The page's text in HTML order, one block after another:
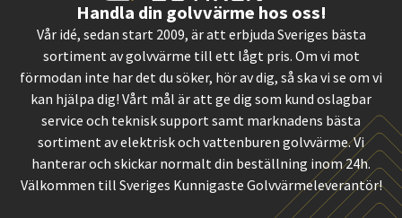
Handla din golvvärme hos oss!
Vår idé, sedan start 2009, är att erbjuda Sveriges bästa
sortiment av golvvärme till ett lågt pris. Om vi mot
förmodan inte har det du söker, hör av dig, så ska vi se om vi
kan hjälpa dig! Vårt mål är att ge dig som kund oslagbar
service och teknisk support samt marknadens bästa
sortiment av elektrisk och vattenburen golvvärme. Vi
hanterar och skickar normalt din beställning inom 24h.
Välkommen till Sveriges Kunnigaste Golvvärmeleverantör!